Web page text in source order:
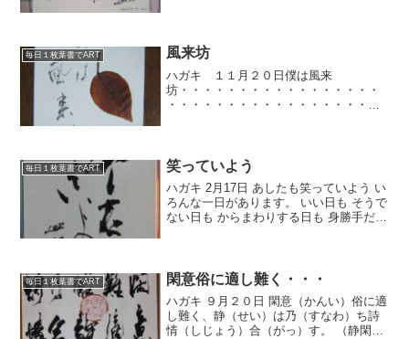
もいてびっくり。宍...
毎日１枚葉書でART 風来坊
ハガキ １１月２０日僕は風来
坊・・・・・・・・・・・・・・・・・
・・・・・・・・・・・・・・・・・・
貼り付けて。今度このハガキはラネ...
毎日１枚葉書でART 笑っていよう
ハガキ 2月17日 あしたも笑っていよう い
ろんな一日があります。 いい日も そうで
ない日も からまわりする日も 身勝手だっ
毎日１枚葉書でART 閑意俗に適し難く・・・
ハガキ ９月２０日 閑意（かんい）俗に適
し難く、静（せい）は乃（すなわ）ち詩
情（しじょう）合（がっ）す。 （静閑を